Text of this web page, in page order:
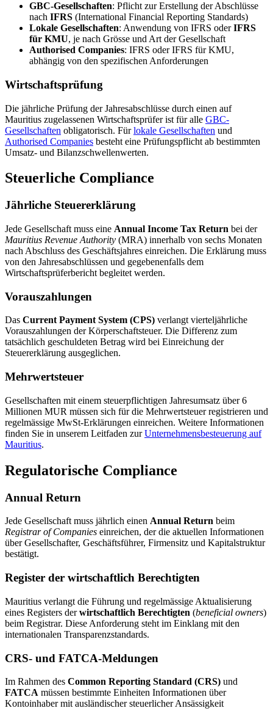
GBC-Gesellschaften: Pflicht zur Erstellung der Abschlüsse
nach IFRS (International Financial Reporting Standards)
Lokale Gesellschaften: Anwendung von IFRS oderIFRS
für KMU, je nach Grösse und Art der Gesellschaft
Authorised Companies: IFRS oder IFRS für KMU,
abhängig von den spezifischen Anforderungen
Wirtschaftsprüfung
Die jährliche Prüfung der Jahresabschlüsse durch einen auf
Mauritius zugelassenen Wirtschaftsprüfer ist für alle GBC-
Gesellschaften obligatorisch. Fürlokale Gesellschaften und
Authorised Companies besteht eine Prüfungspflicht ab bestimmten
Umsatz- und Bilanzschwellenwerten.
Steuerliche Compliance
Jährliche Steuererklärung
Jede Gesellschaft muss eine Annual Income Tax Return bei der
Mauritius Revenue Authority (MRA) innerhalb von sechs Monaten
nach Abschluss des Geschäftsjahres einreichen. Die Erklärung muss
von den Jahresabschlüssen und gegebenenfalls dem
Wirtschaftsprüferbericht begleitet werden.
Vorauszahlungen
Das Current Payment System (CPS) verlangt vierteljährliche
Vorauszahlungen der Körperschaftsteuer. Die Differenz zum
tatsächlich geschuldeten Betrag wird bei Einreichung der
Steuererklärung ausgeglichen.
Mehrwertsteuer
Gesellschaften mit einem steuerpflichtigen Jahresumsatz über 6
Millionen MUR müssen sich für die Mehrwertsteuer registrieren und
regelmässige MwSt-Erklärungen einreichen. Weitere Informationen
finden Sie in unserem Leitfaden zurUnternehmensbesteuerung auf
Mauritius.
Regulatorische Compliance
Annual Return
Jede Gesellschaft muss jährlich einen Annual Return beim
Registrar of Companies einreichen, der die aktuellen Informationen
über Gesellschafter, Geschäftsführer, Firmensitz und Kapitalstruktur
bestätigt.
Register der wirtschaftlich Berechtigten
Mauritius verlangt die Führung und regelmässige Aktualisierung
eines Registers derwirtschaftlich Berechtigten (beneficial owners)
beim Registrar. Diese Anforderung steht im Einklang mit den
internationalen Transparenzstandards.
CRS- und FATCA-Meldungen
Im Rahmen des Common Reporting Standard (CRS) und
FATCA müssen bestimmte Einheiten Informationen über
Kontoinhaber mit ausländischer steuerlicher Ansässigkeit